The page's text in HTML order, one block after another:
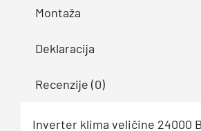
Montaža
Deklaracija
Recenzije (0)
Inverter klima veličine 24000